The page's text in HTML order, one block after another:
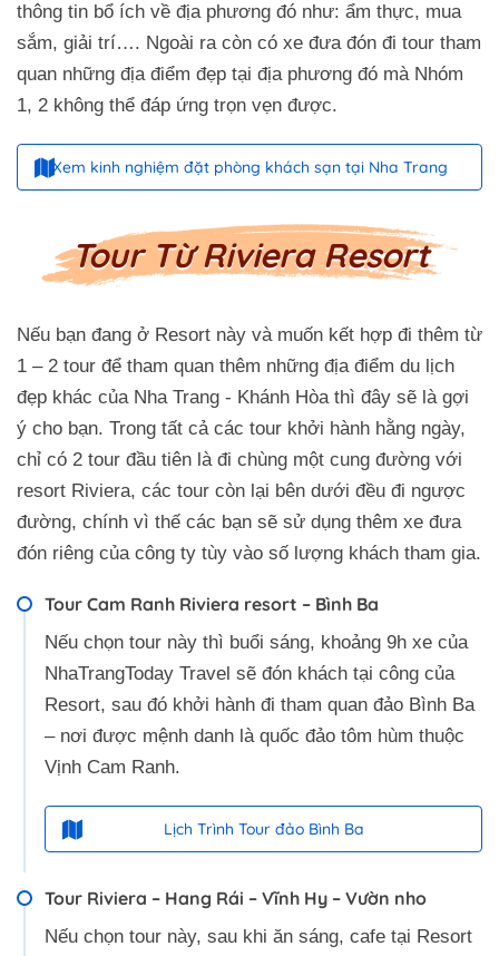
thông tin bổ ích về địa phương đó như: ẩm thực, mua
sắm, giải trí…. Ngoài ra còn có xe đưa đón đi tour tham
quan những địa điểm đẹp tại địa phương đó mà Nhóm
1, 2 không thể đáp ứng trọn vẹn được.
Xem kinh nghiệm đặt phòng khách sạn tại Nha Trang
Tour Từ Riviera Resort
Nếu bạn đang ở Resort này và muốn kết hợp đi thêm từ
1 – 2 tour để tham quan thêm những địa điểm du lịch
đẹp khác của Nha Trang - Khánh Hòa thì đây sẽ là gợi
ý cho bạn. Trong tất cả các tour khởi hành hằng ngày,
chỉ có 2 tour đầu tiên là đi chùng một cung đường với
resort Riviera, các tour còn lại bên dưới đều đi ngược
đường, chính vì thế các bạn sẽ sử dụng thêm xe đưa
đón riêng của công ty tùy vào số lượng khách tham gia.
Tour Cam Ranh Riviera resort – Bình Ba
Nếu chọn tour này thì buổi sáng, khoảng 9h xe của
NhaTrangToday Travel sẽ đón khách tại công của
Resort, sau đó khởi hành đi tham quan đảo Bình Ba
– nơi được mệnh danh là quốc đảo tôm hùm thuộc
Vịnh Cam Ranh.
Lịch Trình Tour đảo Bình Ba
Tour Riviera – Hang Rái – Vĩnh Hy – Vườn nho
Nếu chọn tour này, sau khi ăn sáng, cafe tại Resort